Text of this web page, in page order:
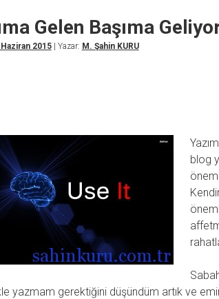
Gelen Başıma
2015| Yazar: M. Şahin KURU
blog
yazmam gerektiğini düşündüm artık ve